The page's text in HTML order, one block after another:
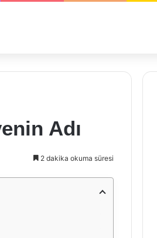
Adı
2 dakika okuma süresi